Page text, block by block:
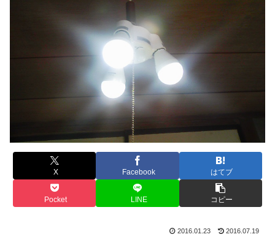
X Facebook はてブ
Pocket LINE コピー
2016.01.23 2016.07.19